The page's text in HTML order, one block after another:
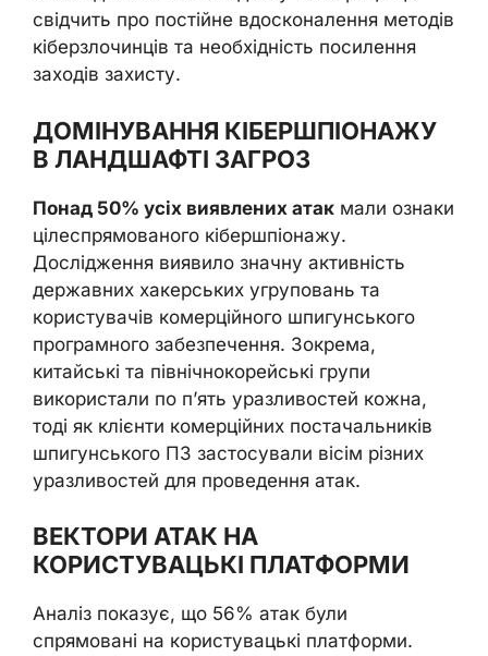
свідчить про постійне вдосконалення методів
кіберзлочинців та необхідність посилення
заходів захисту.
ДОМІНУВАННЯ КІБЕРШПІОНАЖУ
В ЛАНДШАФТІ ЗАГРОЗ
Понад 50% усіх виявлених атак мали ознаки
цілеспрямованого кібершпіонажу.
Дослідження виявило значну активність
державних хакерських угруповань та
користувачів комерційного шпигунського
програмного забезпечення. Зокрема,
китайські та північнокорейські групи
використали по п’ять уразливостей кожна,
тоді як клієнти комерційних постачальників
шпигунського ПЗ застосували вісім різних
уразливостей для проведення атак.
ВЕКТОРИ АТАК НА
КОРИСТУВАЦЬКІ ПЛАТФОРМИ
Аналіз показує, що 56% атак були
спрямовані на користувацькі платформи.